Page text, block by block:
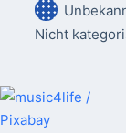
Nicht